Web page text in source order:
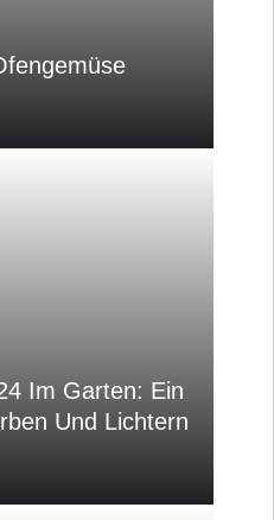
Im Garten: Ein
Und Lichtern